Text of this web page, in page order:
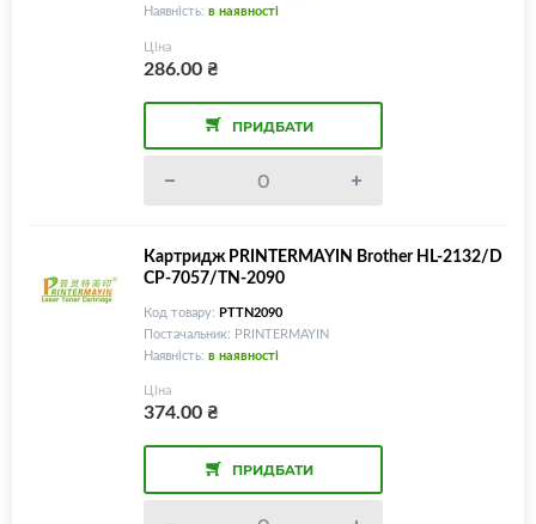
Наявність: в наявності
Ціна
286.00₴
ПРИДБАТИ
Картридж PRINTERMAYIN Brother HL-2132/D
CP-7057/TN-2090
Код товару: PTTN2090
Постачальник: PRINTERMAYIN
Наявність: в наявності
Ціна
374.00₴
ПРИДБАТИ